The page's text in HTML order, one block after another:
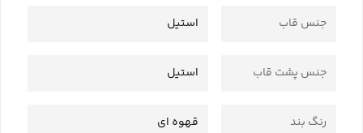
جنس قاب استیل
جنس پشت قاب استیل
رنگ بند قهوه ای